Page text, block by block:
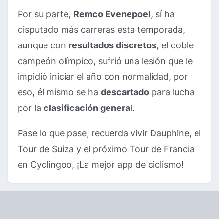
Por su parte, Remco Evenepoel, sí ha
disputado más carreras esta temporada,
aunque con resultados discretos, el doble
campeón olímpico, sufrió una lesión que le
impidió iniciar el año con normalidad, por
eso, él mismo se ha descartado para lucha
por la clasificación general.
Pase lo que pase, recuerda vivir Dauphine, el
Tour de Suiza y el próximo Tour de Francia
en Cyclingoo, ¡La mejor app de ciclismo!